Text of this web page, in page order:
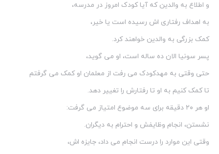
و اطلاع به والدین که آیا کودک امروز در مدرسه،
به اهداف رفتاری اش رسیده است یا خیر،
کمک بزرگی به والدین خواهند کرد.
پسر سونیا الان ده ساله است، او می گوید،
حتی وقتی به مهدکودک می رفت از معلمان او کمک می گرفتم
تا کمک کنیم به او تا رفتارش را تغییر دهد.
او هر ۲۰ دقیقه برای سه موضوع امتیاز می گرفت:
نشستن، انجام وظایفش و احترام به دیگران.
وقتی این موارد را درست انجام می داد، جایزه اش،